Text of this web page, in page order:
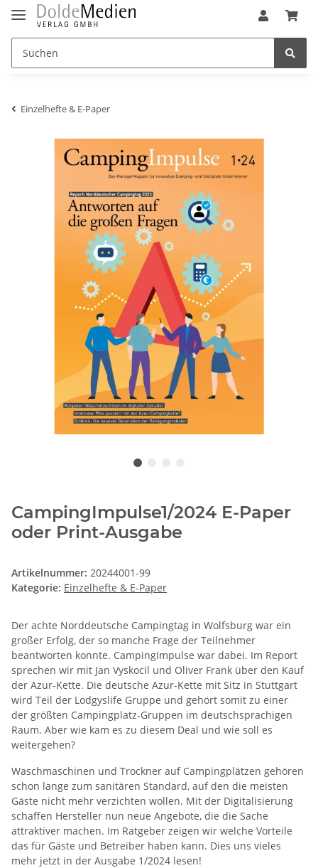
Einzelhefte & E-Paper
CampingImpulse1/2024 E-Paper
oder Print-Ausgabe
Artikelnummer: 20244001-99
Kategorie: Einzelhefte & E-Paper
Der achte Norddeutsche Campingtag in Wolfsburg war ein
großer Erfolg, der so manche Frage der Teilnehmer
beantworten konnte. CampingImpulse war dabei. Im Report
sprechen wir mit Jan Vyskocil und Oliver Frank über den Kauf
der Azur-Kette. Die deutsche Azur-Kette mit Sitz in Stuttgart
wird Teil der Lodgyslife Gruppe und gehört somit zu einer
der größten Campingplatz-Gruppen im deutschsprachigen
Raum. Aber wie kam es zu diesem Deal und wie soll es
weitergehen?
Waschmaschinen und Trockner auf Campingplätzen gehören
schon lange zum sanitären Standard, auf den die meisten
Gäste nicht mehr verzichten wollen. Mit der Digitalisierung
schaffen Hersteller nun neue Angebote, die die Sache
attraktiver machen. Im Ratgeber zeigen wir welche Vorteile
das für Gäste und Betreiber haben kann. Dies uns vieles
mehr jetzt in der Ausgabe 1/2024 lesen!